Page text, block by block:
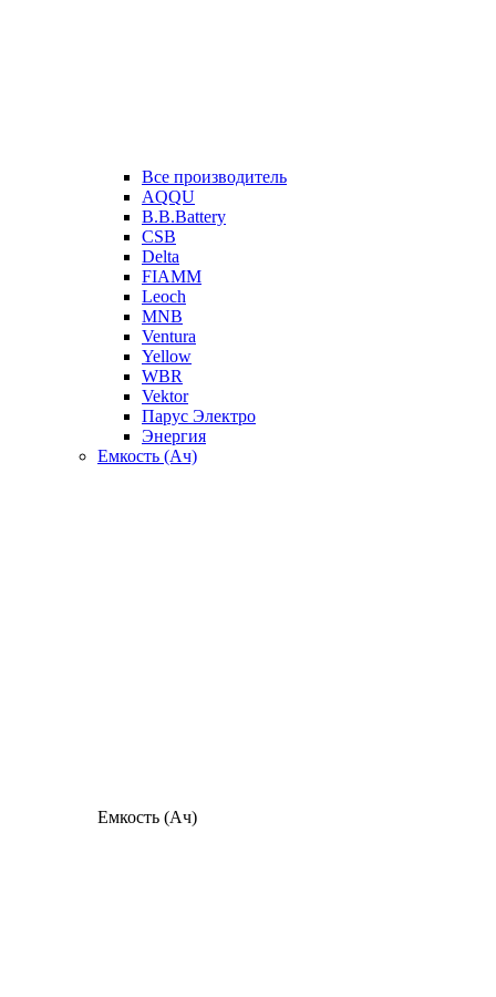
Все производитель
AQQU
B.B.Battery
CSB
Delta
FIAMM
Leoch
MNB
Ventura
Yellow
WBR
Vektor
Парус Электро
Энергия
Емкость (Ач)
Емкость (Ач)